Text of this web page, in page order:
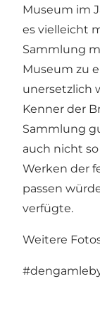
Museum im
es vielleicht
Sammlung
Museum zu
unersetzlich
Kenner der
Sammlung
auch nicht
Werken der
passen
verfügte.
Weitere